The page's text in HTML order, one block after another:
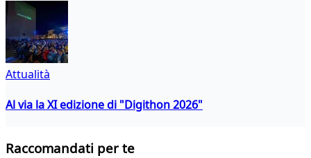
Attualità
Al via la XI edizione di "Digithon 2026"
Raccomandati per te